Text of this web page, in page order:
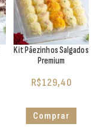
Kit Pãezinhos Salgados
Premium
R$129,40
Comprar